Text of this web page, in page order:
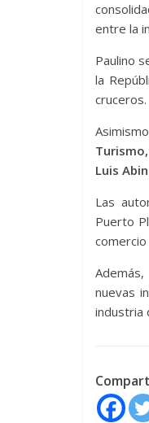
entre la
Paulino
la
cruceros.
Luis
Las
Puerto
nuevas
industria